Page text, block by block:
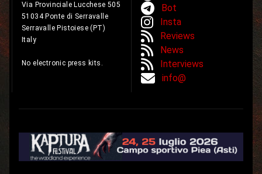
Via Provinciale Lucchese 505
51034 Ponte di Serravalle
Serravalle Pistoiese (PT)
Italy
No electronic press kits.
Bot
Insta
Reviews
News
Interviews
info@